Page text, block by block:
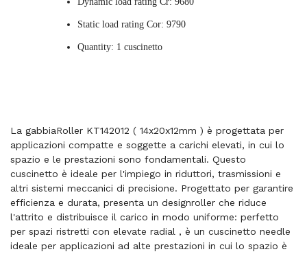
Static load rating Cor: 9790
Quantity: 1 cuscinetto
La gabbiaRoller KT142012 ( 14x20x12mm ) è progettata per
applicazioni compatte e soggette a carichi elevati, in cui lo
spazio e le prestazioni sono fondamentali. Questo
cuscinetto è ideale per l'impiego in riduttori, trasmissioni e
altri sistemi meccanici di precisione. Progettato per garantire
efficienza e durata, presenta un designroller che riduce
l'attrito e distribuisce il carico in modo uniforme: perfetto
per spazi ristretti con elevate radial , è un cuscinetto needle
ideale per applicazioni ad alte prestazioni in cui lo spazio è